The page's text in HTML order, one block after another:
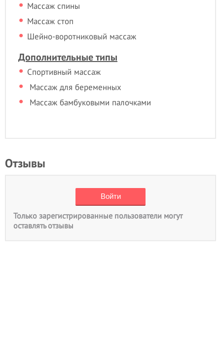
Массаж спины
Массаж стоп
Шейно-воротниковый массаж
Дополнительные типы
Спортивный массаж
Массаж для беременных
Массаж бамбуковыми палочками
Отзывы
Только зарегистрированные пользователи могут
оставлять отзывы